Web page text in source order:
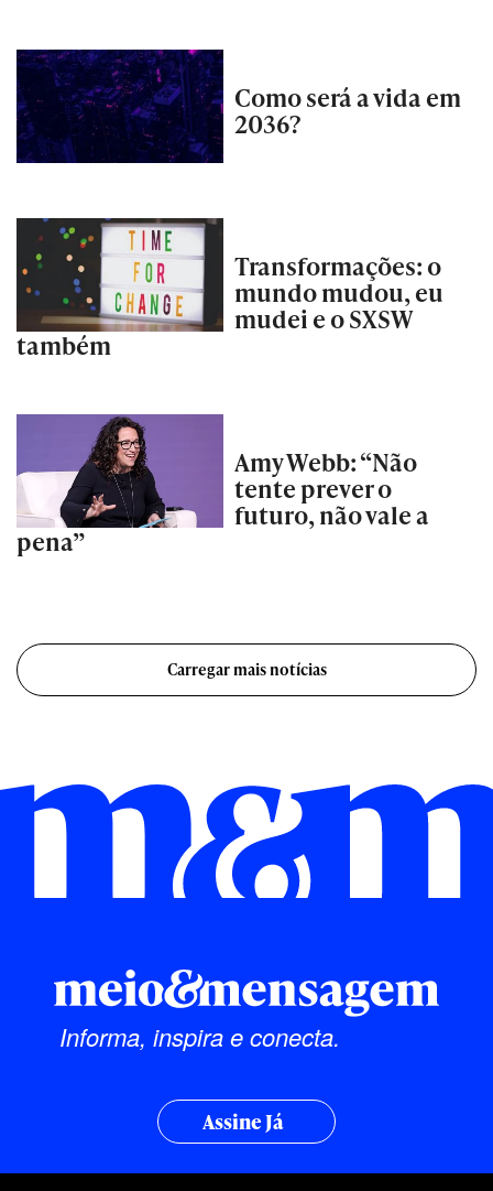
Como será a vida em
2036?
Transformações: o
mundo mudou, eu
mudei e o SXSW
também
Amy Webb: “Não
tente prever o
futuro, não vale a
pena”
Carregar mais notícias
Informa, inspira e conecta.
Assine Já